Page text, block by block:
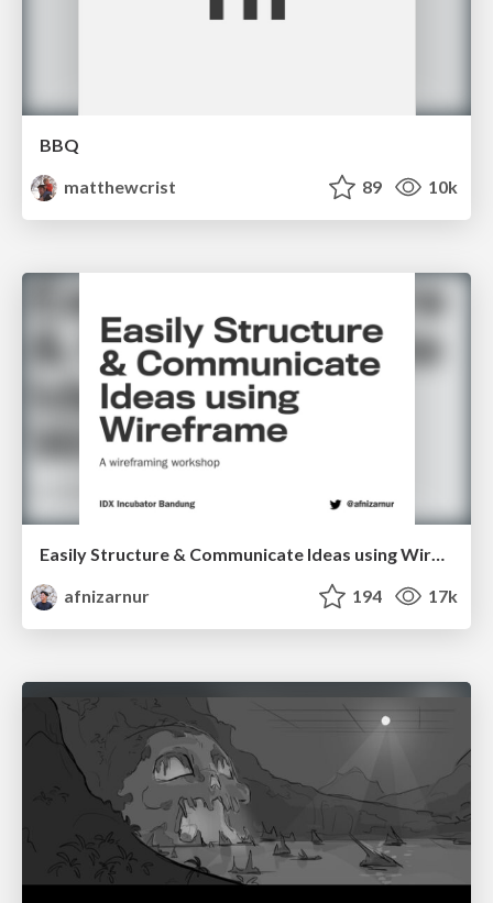
BBQ
matthewcrist
89 10k
Easily Structure & Communicate Ideas using Wireframe
afnizarnur
194 17k